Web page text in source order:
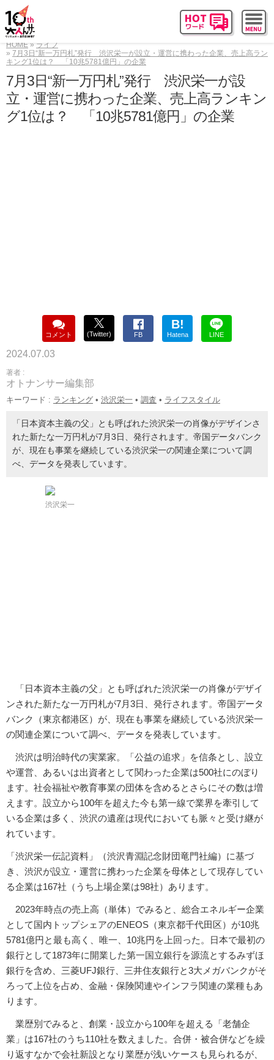
HOME
ライフ
7月3日“新一万円札”発行 渋沢栄一が設立・運営に携わった企業、売上高ラン
キング1位は？ 「10兆5781億円」の企業
7月3日“新一万円札”発行 渋沢栄一が設
立・運営に携わった企業、売上高ランキン
グ1位は？ 「10兆5781億円」の企業
コメント (Twitter) FB
B!
Hatena LINE
2024.07.03
著者 :
オトナンサー編集部
キーワード : ランキング • 渋沢栄一 • 調査 • ライフスタイル
「日本資本主義の父」とも呼ばれた渋沢栄一の肖像がデザインさ
れた新たな一万円札が7月3日、発行されます。帝国データバンク
が、現在も事業を継続している渋沢栄一の関連企業について調
べ、データを発表しています。
渋沢栄一
「日本資本主義の父」とも呼ばれた渋沢栄一の肖像がデザイ
ンされた新たな一万円札が7月3日、発行されます。帝国データ
バンク（東京都港区）が、現在も事業を継続している渋沢栄一
の関連企業について調べ、データを発表しています。
渋沢は明治時代の実業家。「公益の追求」を信条とし、設立
や運営、あるいは出資者として関わった企業は500社にのぼり
ます。社会福祉や教育事業の団体を含めるとさらにその数は増
えます。設立から100年を超えた今も第一線で業界を牽引して
いる企業は多く、渋沢の遺産は現代においても脈々と受け継が
れています。
「渋沢栄一伝記資料」（渋沢青淵記念財団竜門社編）に基づ
き、渋沢が設立・運営に携わった企業を母体として現存してい
る企業は167社（うち上場企業は98社）あります。
2023年時点の売上高（単体）でみると、総合エネルギー企業
として国内トップシェアのENEOS（東京都千代田区）が10兆
5781億円と最も高く、唯一、10兆円を上回った。日本で最初の
銀行として1873年に開業した第一国立銀行を源流とするみずほ
銀行を含め、三菱UFJ銀行、三井住友銀行と3大メガバンクがそ
ろって上位を占め、金融・保険関連やインフラ関連の業種もあ
ります。
業歴別でみると、創業・設立から100年を超える「老舗企
業」は167社のうち110社を数えました。合併・被合併などを繰
り返すなかで会社新設となり業歴が浅いケースも見られるが、